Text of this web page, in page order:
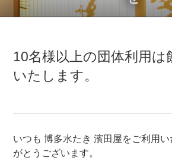
10名様以上の団体利用は
いたします。
いつも 博多水たき 濱田屋をご利用い
がとうございます。